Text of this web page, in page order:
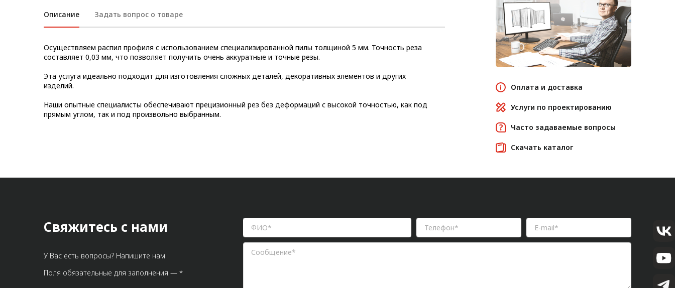
Метрический крепеж
Услуги дополнительной
обработки профиля
Описание Задать вопрос о товаре
Осуществляем распил профиля с использованием специализированной пилы толщиной 5 мм. Точность реза
составляет 0,03 мм, что позволяет получить очень аккуратные и точные резы.
Эта услуга идеально подходит для изготовления сложных деталей, декоративных элементов и других
изделий.
Наши опытные специалисты обеспечивают прецизионный рез без деформаций с высокой точностью, как под
прямым углом, так и под произвольно выбранным.
Оплата и доставка
Услуги по проектированию
Часто задаваемые вопросы
Скачать каталог
Свяжитесь с нами
У Вас есть вопросы? Напишите нам.
Поля обязательные для заполнения — *